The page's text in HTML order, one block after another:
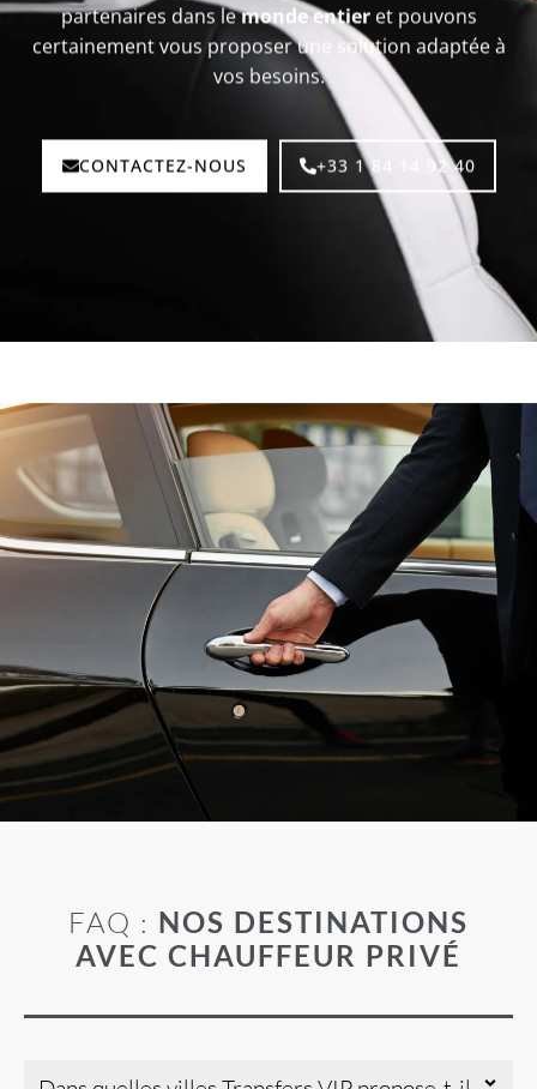
partenaires dans lemonde entieret pouvons
certainement vous proposer une solution adaptée à
vos besoins.
CONTACTEZ-NOUS +33 1 84 14 92 40
FAQ : NOS DESTINATIONS
AVEC CHAUFFEUR PRIVÉ